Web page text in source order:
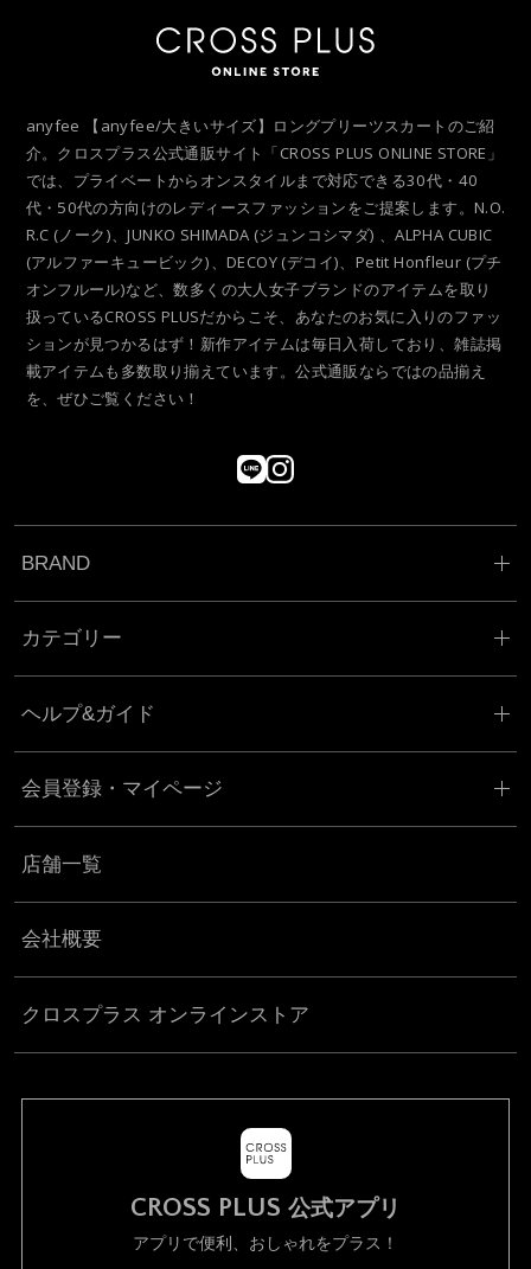
anyfee 【anyfee/大きいサイズ】ロングプリーツスカートのご紹
介。クロスプラス公式通販サイト「CROSS PLUS ONLINE STORE」
では、プライベートからオンスタイルまで対応できる30代・40
代・50代の方向けのレディースファッションをご提案します。N.O.
R.C (ノーク)、JUNKO SHIMADA (ジュンコシマダ) 、ALPHA CUBIC
(アルファーキュービック)、DECOY (デコイ)、Petit Honfleur (プチ
オンフルール)など、数多くの大人女子ブランドのアイテムを取り
扱っているCROSS PLUSだからこそ、あなたのお気に入りのファッ
ションが見つかるはず！新作アイテムは毎日入荷しており、雑誌掲
載アイテムも多数取り揃えています。公式通販ならではの品揃え
を、ぜひご覧ください！
BRAND
カテゴリー
ヘルプ&ガイド
会員登録・マイページ
店舗一覧
会社概要
クロスプラス オンラインストア
CROSS PLUS 公式アプリ
アプリで便利、おしゃれをプラス！